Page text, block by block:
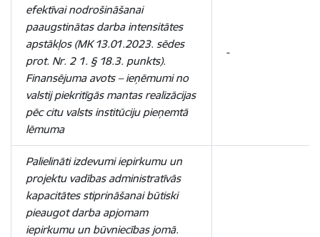
efektīvai nodrošināšanai
paaugstinātas darba intensitātes
apstākļos (MK 13.01.2023. sēdes
prot. Nr. 2 1. § 18.3. punkts).
Finansējuma avots –ieņēmumi no
valstij piekritīgās mantas realizācijas
pēc citu valsts institūciju pieņemtā
lēmuma
-
Palielināti izdevumi iepirkumu un
projektu vadības administratīvās
kapacitātes stiprināšanai būtiski
pieaugot darba apjomam
iepirkumu un būvniecības jomā.